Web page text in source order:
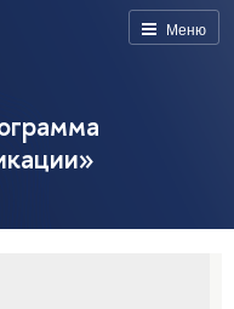
Меню